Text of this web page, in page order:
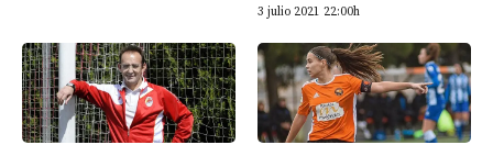
3 julio 2021 22:00h